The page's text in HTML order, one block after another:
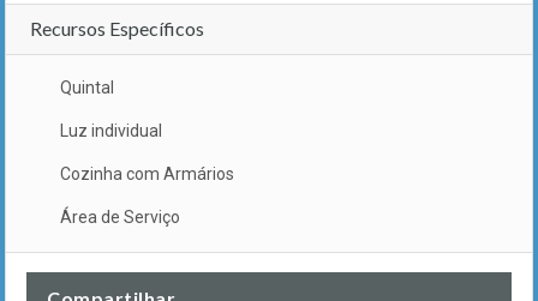
Recursos Específicos
Quintal
Luz individual
Cozinha com Armários
Área de Serviço